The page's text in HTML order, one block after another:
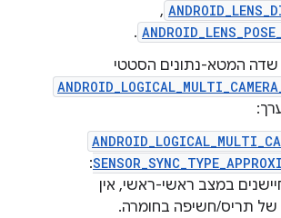
,
.
שדה המטא-נתונים הסטטי
:
במצב ראשי-ראשי, אין
של תריס/חשיפה בחומרה.